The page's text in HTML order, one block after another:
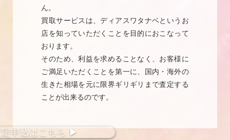
ん。
買取サービスは、ディアスワタナベというお
店を知っていただくことを目的におこなって
おります。
そのため、利益を求めることなく、お客様に
ご満足いただくことを第一に、国内・海外の
生きた相場を元に限界ギリギリまで査定する
ことが出来るのです。
申込はこちら ▶︎